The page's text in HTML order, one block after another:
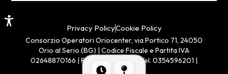
Privacy PolicyCookie Policy
Consorzio Operatori Oriocenter, via Portico 71, 24050
Orio al Serio (BG) | Codice Fiscale e Partita IVA
02648870166 | REA BG n. 311654 | Tel. 0354596201 |
oriocenter@pec.it